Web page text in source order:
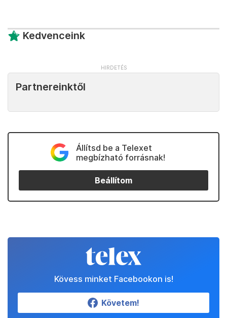
Kedvenceink
Partnereinktől
Állítsd be a Telexet
megbízható forrásnak!
Beállítom
Kövess minket Facebookon is!
Követem!